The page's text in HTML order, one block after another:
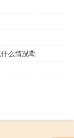
么情况嘞